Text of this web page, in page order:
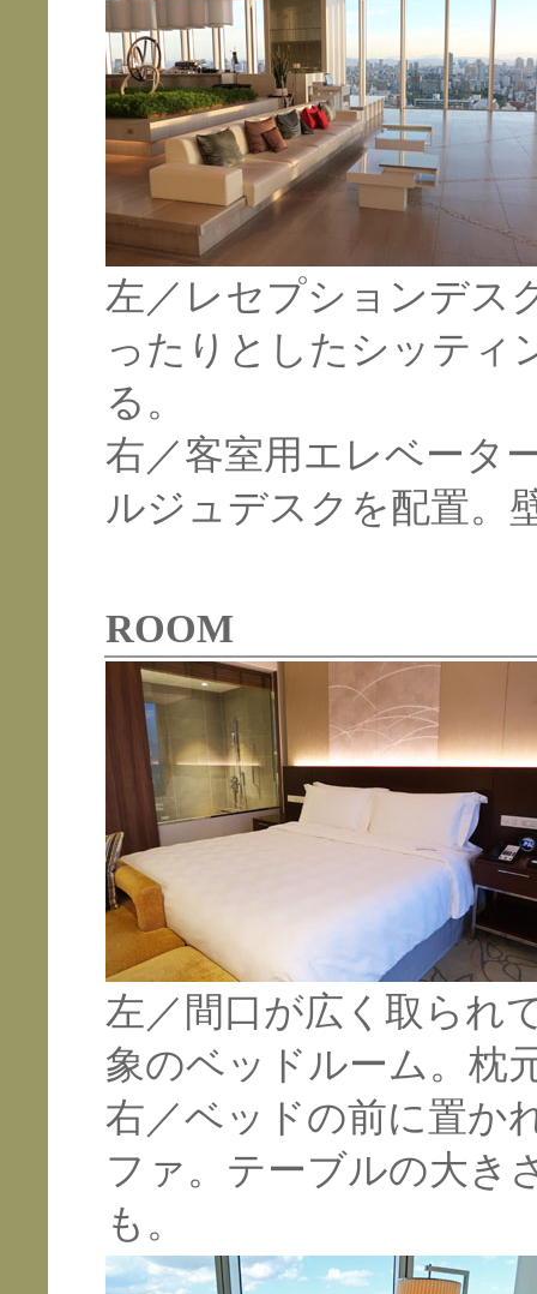
左／レセプションデス
ったりとしたシッティ
る。
右／客室用エレベータ
ルジュデスクを配置。
ROOM
左／間口が広く取られ
象のベッドルーム。枕
右／ベッドの前に置か
ファ。テーブルの大き
も。